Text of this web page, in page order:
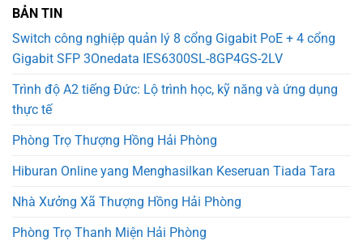
BẢN TIN
Switch công nghiệp quản lý 8 cổng Gigabit PoE + 4 cổng
Gigabit SFP 3Onedata IES6300SL-8GP4GS-2LV
Trình độ A2 tiếng Đức: Lộ trình học, kỹ năng và ứng dụng
thực tế
Phòng Trọ Thượng Hồng Hải Phòng
Hiburan Online yang Menghasilkan Keseruan Tiada Tara
Nhà Xưởng Xã Thượng Hồng Hải Phòng
Phòng Trọ Thanh Miện Hải Phòng